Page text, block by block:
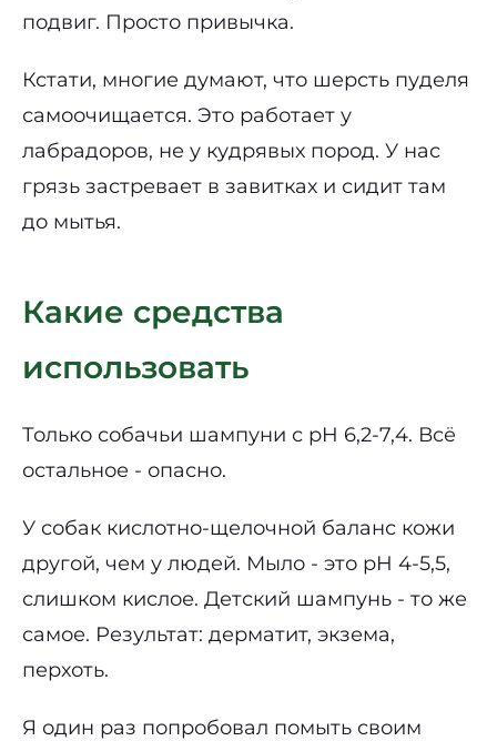
подвиг. Просто привычка.
Кстати, многие думают, что шерсть пуделя
самоочищается. Это работает у
лабрадоров, не у кудрявых пород. У нас
грязь застревает в завитках и сидит там
до мытья.
Какие средства
использовать
Только собачьи шампуни с pH 6,2-7,4. Всё
остальное - опасно.
У собак кислотно-щелочной баланс кожи
другой, чем у людей. Мыло - это pH 4-5,5,
слишком кислое. Детский шампунь - то же
самое. Результат: дерматит, экзема,
перхоть.
Я один раз попробовал помыть своим